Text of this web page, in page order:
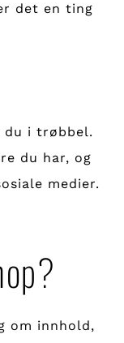
det en ting
du i trøbbel.
du har, og
medier.
om innhold,